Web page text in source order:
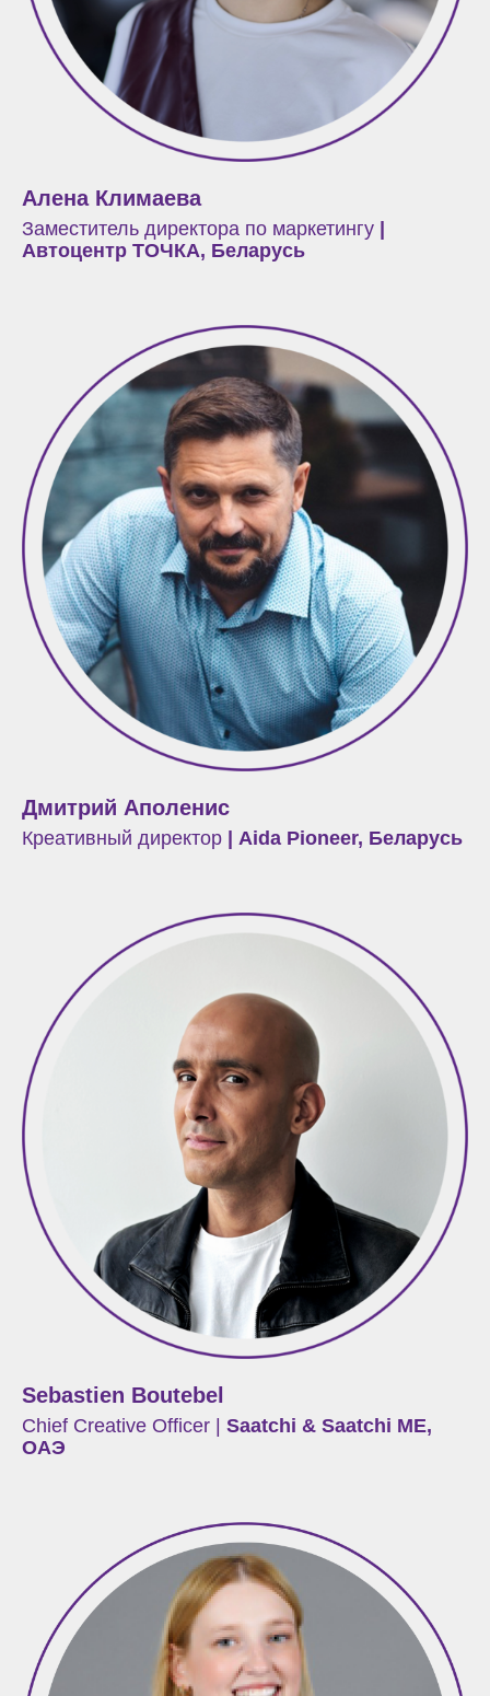
Алена Климаева
Заместитель директора по маркетингу |
Автоцентр ТОЧКА, Беларусь
Дмитрий Аполенис
Креативный директор | Aida Pioneer, Беларусь
Sebastien Boutebel
Chief Creative Officer | Saatchi & Saatchi ME,
ОАЭ